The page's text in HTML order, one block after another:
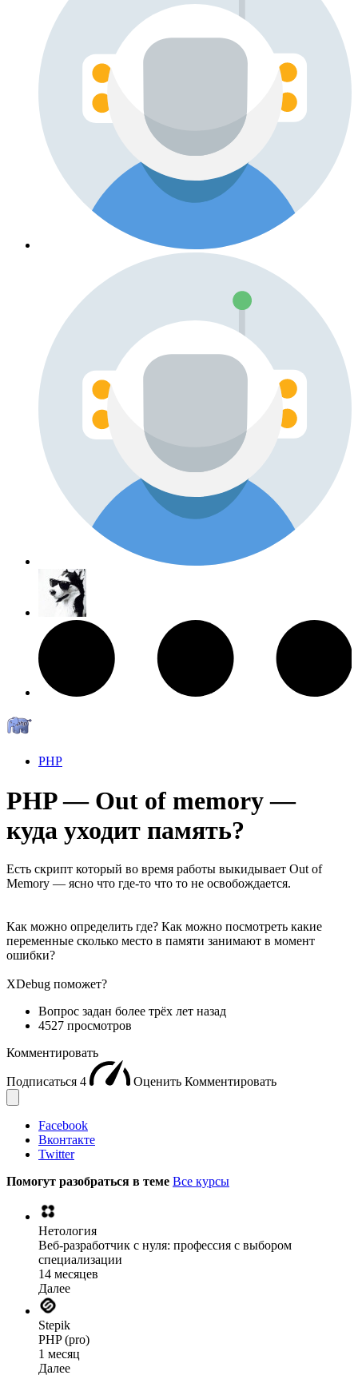
PHP
PHP — Out of memory —
куда уходит память?
Есть скрипт который во время работы выкидывает Out of
Memory — ясно что где-то что то не освобождается.
Как можно определить где? Как можно посмотреть какие
переменные сколько место в памяти занимают в момент
ошибки?
XDebug поможет?
Вопрос задан более трёх лет назад
4527 просмотров
Комментировать
Подписаться 4 Оценить Комментировать
Facebook
Вконтакте
Twitter
Помогут разобраться в теме Все курсы
Нетология
Веб-разработчик с нуля: профессия с выбором
специализации
14 месяцев
Далее
Stepik
PHP (pro)
1 месяц
Далее